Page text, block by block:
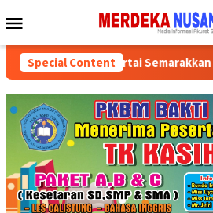
to
Menu
Special Content
Kader Partai Semarakkan HUT